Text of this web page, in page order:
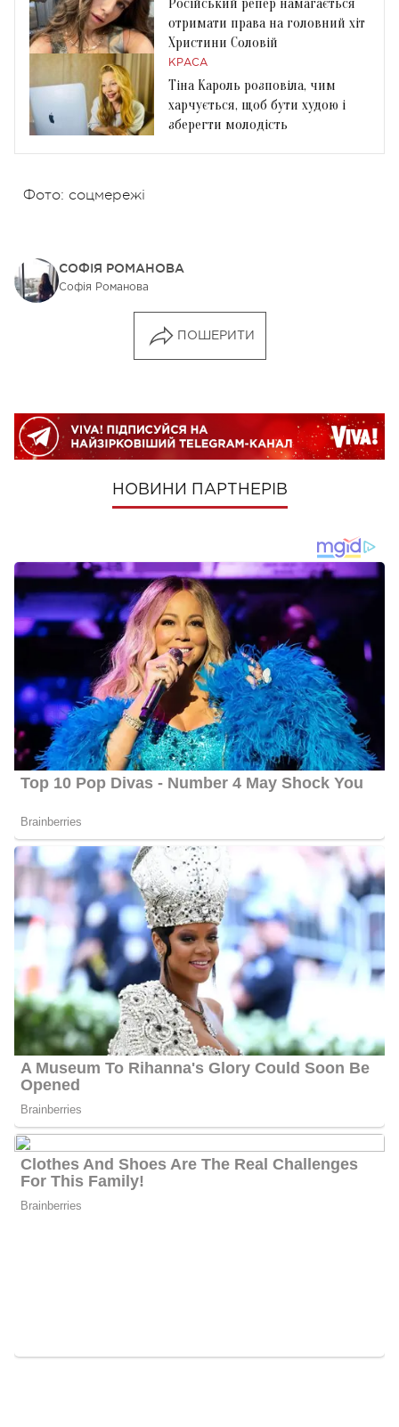
Російський репер намагається
отримати права на головний хіт
Христини Соловій
КРАСА
Тіна Кароль розповіла, чим
харчується, щоб бути худою і
зберегти молодість
Фото: соцмережі
СОФІЯ РОМАНОВА
Софія Романова
ПОШЕРИТИ
НОВИНИ ПАРТНЕРІВ